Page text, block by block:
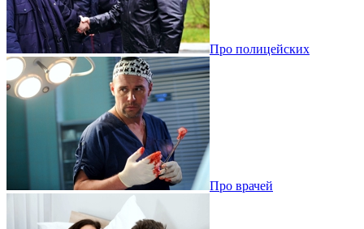
Про полицейских
Про врачей